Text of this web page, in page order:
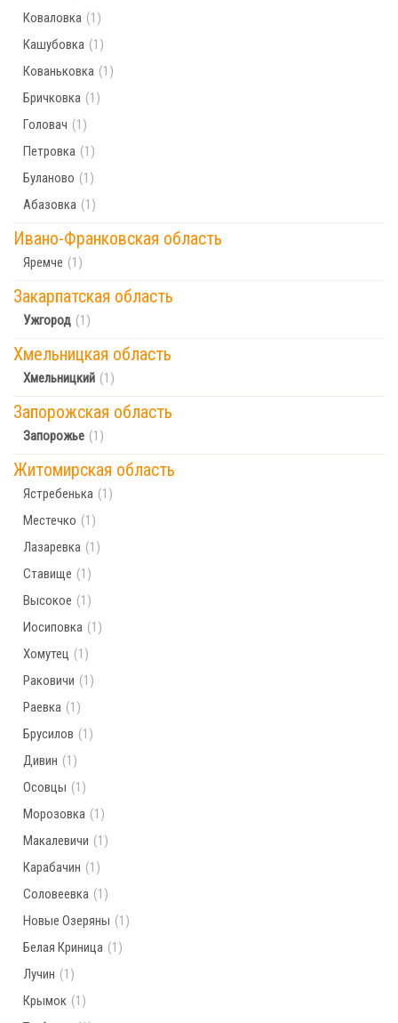
Коваловка (1)
Кашубовка (1)
Кованьковка (1)
Бричковка (1)
Головач (1)
Петровка (1)
Буланово (1)
Абазовка (1)
Ивано-Франковская область
Яремче (1)
Закарпатская область
Ужгород (1)
Хмельницкая область
Хмельницкий (1)
Запорожская область
Запорожье (1)
Житомирская область
Ястребенька (1)
Местечко (1)
Лазаревка (1)
Ставище (1)
Высокое (1)
Иосиповка (1)
Хомутец (1)
Раковичи (1)
Раевка (1)
Брусилов (1)
Дивин (1)
Осовцы (1)
Морозовка (1)
Макалевичи (1)
Карабачин (1)
Соловеевка (1)
Новые Озеряны (1)
Белая Криница (1)
Лучин (1)
Крымок (1)